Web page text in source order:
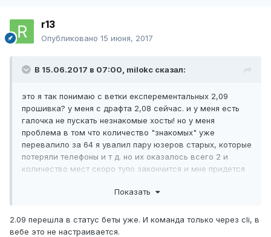
r13
Опубликовано 15 июня, 2017
В 15.06.2017 в 07:00, milokc сказал:
это я так понимаю с ветки експерементальных 2,09
прошивка? у меня с драфта 2,08 сейчас. и у меня есть
галочка не пускать незнакомые хосты! но у меня
проблема в том что количество "знакомых" уже
перевалило за 64 я увалил пару юзеров старых, которые
потеряли телефоны и т д. но их оказалось всего 2 и
количество мест скоро тупо закончится и мне придется
пипец т к меня все съедят с потрохами.
Показать
2.09 перешла в статус беты уже. И команда только через cli, в
вебе это не настраивается.